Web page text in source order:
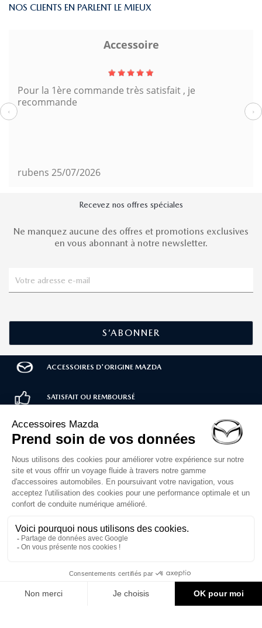
NOS CLIENTS EN PARLENT LE MIEUX
Accessoire
Pour la 1ère commande très satisfait , je
recommande
rubens 25/07/2026
‹ ›
Recevez nos offres spéciales
Ne manquez aucune des offres et promotions exclusives
en vous abonnant à notre newsletter.
ACCESSOIRES D'ORIGINE MAZDA
SATISFAIT OU REMBOURSÉ
LIVRAISON RAPIDE
PAIEMENT SÉCURISÉ
Service client
Du lundi au vendredi
de 10h à 12h et 14h à 16h30